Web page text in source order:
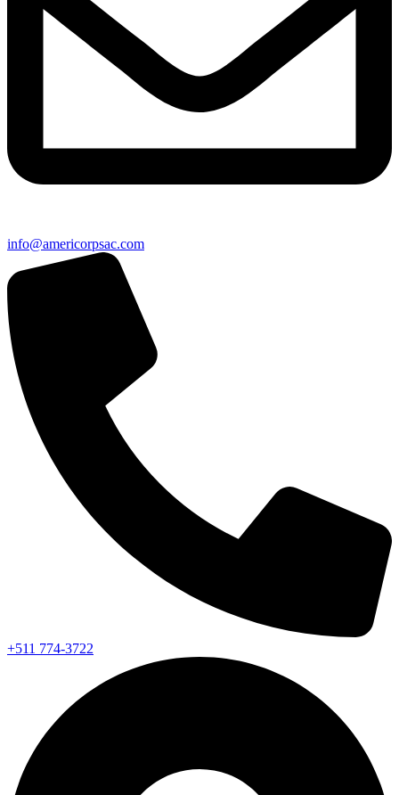
info@americorpsac.com
+511 774-3722